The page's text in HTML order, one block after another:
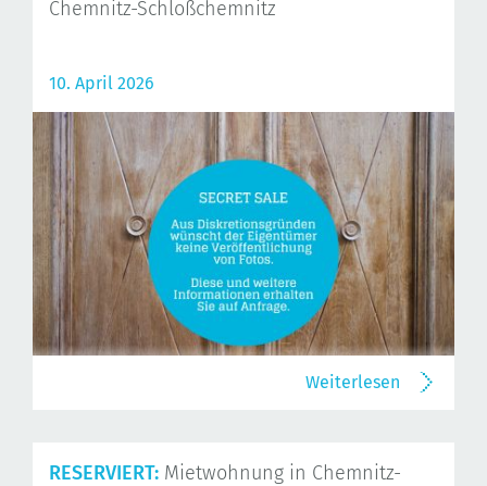
Chemnitz-Schloßchemnitz
10. April 2026
Weiterlesen
RESERVIERT: Mietwohnung in Chemnitz-